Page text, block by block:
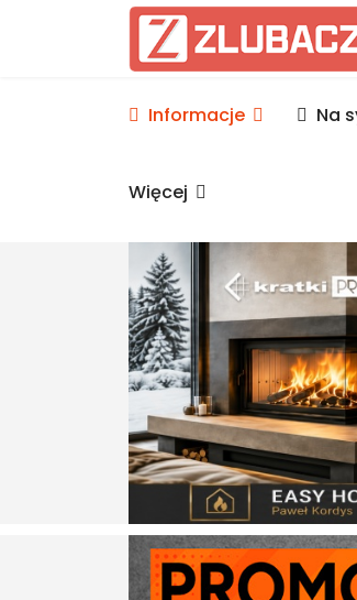
Informacje
Informacje Na
Więcej